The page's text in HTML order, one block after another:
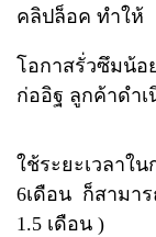
คลิปล็อค ทำให้
โอกาสรั่วซึมน้อ
ก่ออิฐ ลูกค้าดำเ
ใช้ระยะเวลาใ
6เดือน ก็สามาร
1.5 เดือน )